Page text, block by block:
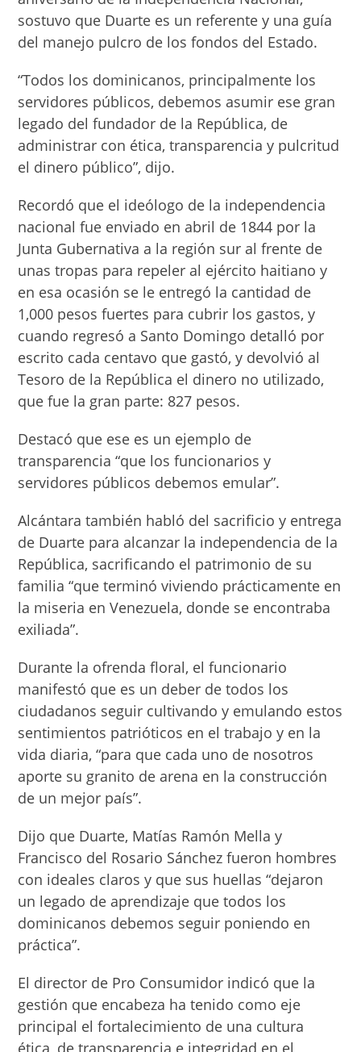
sostuvo que Duarte es un referente y una guía
del manejo pulcro de los fondos del Estado.
“Todos los dominicanos, principalmente los
servidores públicos, debemos asumir ese gran
legado del fundador de la República, de
administrar con ética, transparencia y pulcritud
el dinero público”, dijo.
Recordó que el ideólogo de la independencia
nacional fue enviado en abril de 1844 por la
Junta Gubernativa a la región sur al frente de
unas tropas para repeler al ejército haitiano y
en esa ocasión se le entregó la cantidad de
1,000 pesos fuertes para cubrir los gastos, y
cuando regresó a Santo Domingo detalló por
escrito cada centavo que gastó, y devolvió al
Tesoro de la República el dinero no utilizado,
que fue la gran parte: 827 pesos.
Destacó que ese es un ejemplo de
transparencia “que los funcionarios y
servidores públicos debemos emular”.
Alcántara también habló del sacrificio y entrega
de Duarte para alcanzar la independencia de la
República, sacrificando el patrimonio de su
familia “que terminó viviendo prácticamente en
la miseria en Venezuela, donde se encontraba
exiliada”.
Durante la ofrenda floral, el funcionario
manifestó que es un deber de todos los
ciudadanos seguir cultivando y emulando estos
sentimientos patrióticos en el trabajo y en la
vida diaria, “para que cada uno de nosotros
aporte su granito de arena en la construcción
de un mejor país”.
Dijo que Duarte, Matías Ramón Mella y
Francisco del Rosario Sánchez fueron hombres
con ideales claros y que sus huellas “dejaron
un legado de aprendizaje que todos los
dominicanos debemos seguir poniendo en
práctica”.
El director de Pro Consumidor indicó que la
gestión que encabeza ha tenido como eje
principal el fortalecimiento de una cultura
ética, de transparencia e integridad en el